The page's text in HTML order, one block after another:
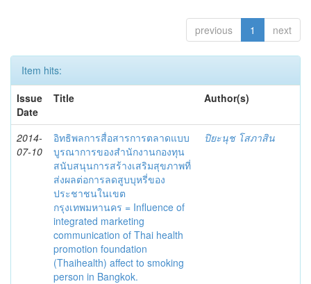
previous 1 next
Item hits:
Issue
Date
Title Author(s)
2014-
07-10
อิทธิพลการสื่อสารการตลาดแบบ
บูรณาการของสำนักงานกองทุน
สนับสนุนการสร้างเสริมสุขภาพที่
ส่งผลต่อการลดสูบบุหรี่ของ
ประชาชนในเขต
กรุงเทพมหานคร = Influence of
integrated marketing
communication of Thai health
promotion foundation
(Thaihealth) affect to smoking
person in Bangkok.
ปิยะนุช โสภาสิน